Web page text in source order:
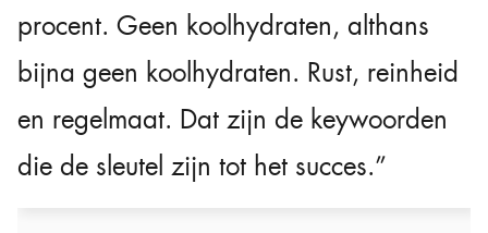
procent. Geen koolhydraten, althans
bijna geen koolhydraten. Rust, reinheid
en regelmaat. Dat zijn de keywoorden
die de sleutel zijn tot het succes.”